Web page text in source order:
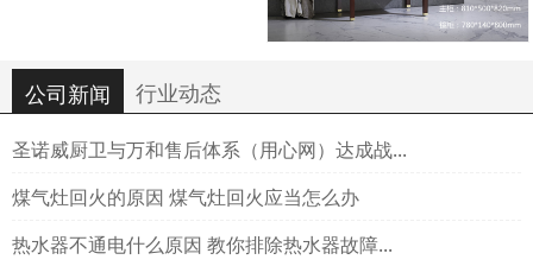
公司新闻 行业动态
圣诺威厨卫与万和售后体系（用心网）达成战...
煤气灶回火的原因 煤气灶回火应当怎么办
热水器不通电什么原因 教你排除热水器故障...